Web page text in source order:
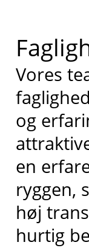
Vores
og
en
ryggen,
høj
hurtig